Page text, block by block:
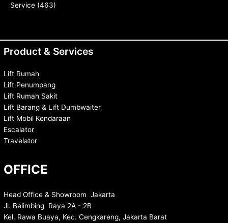
Service (463)
Product & Services
Lift Rumah
Lift Penumpang
Lift Rumah Sakit
Lift Barang & Lift Dumbwaiter
Lift Mobil Kendaraan
Escalator
Travelator
OFFICE
Head Office & Showroom Jakarta
Jl. Belimbing Raya 2A - 2B
Kel. Rawa Buaya, Kec. Cengkareng, Jakarta Barat